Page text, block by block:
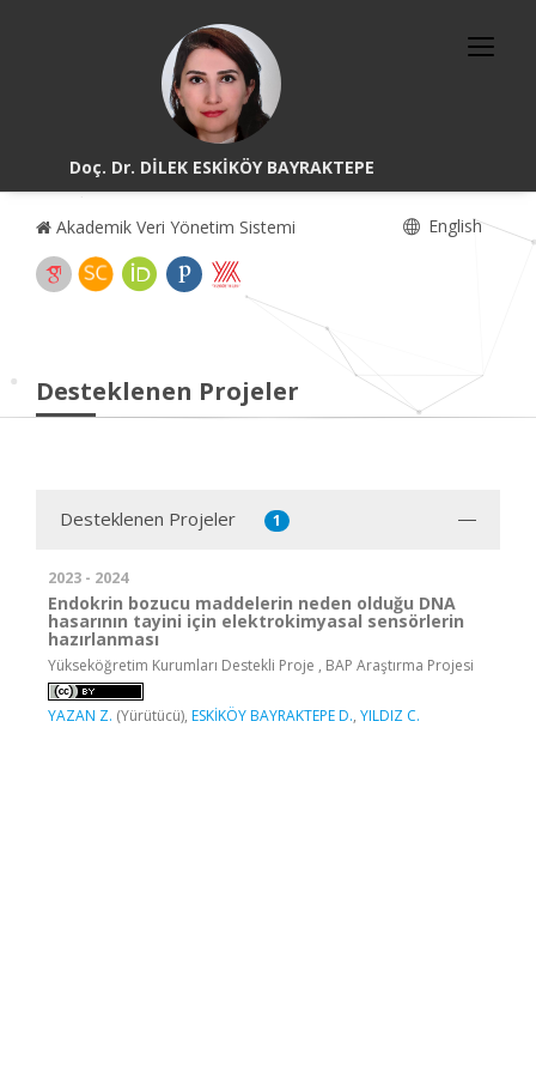
Doç. Dr. DİLEK ESKİKÖY BAYRAKTEPE
Akademik Veri Yönetim Sistemi English
Desteklenen Projeler
Desteklenen Projeler 1
2023 - 2024
Endokrin bozucu maddelerin neden olduğu DNA
hasarının tayini için elektrokimyasal sensörlerin
hazırlanması
Yükseköğretim Kurumları Destekli Proje , BAP Araştırma Projesi
YAZAN Z. (Yürütücü), ESKİKÖY BAYRAKTEPE D., YILDIZ C.